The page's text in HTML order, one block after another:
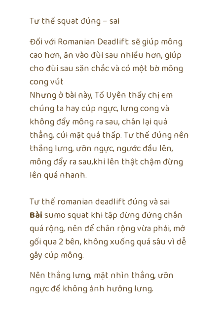
Tư thế squat đúng – sai
Đối với Romanian Deadlift: sẽ giúp mông
cao hơn, ăn vào đùi sau nhiều hơn, giúp
cho đùi sau săn chắc và có một bờ mông
cong vút
Nhưng ở bài này, Tố Uyên thấy chị em
chúng ta hay cúp ngực, lưng cong và
không đẩy mông ra sau, chân lại quá
thẳng, cúi mặt quá thấp. Tư thế đúng nên
thẳng lưng, ưỡn ngực, ngước đầu lên,
mông đẩy ra sau,khi lên thật chậm đừng
lên quá nhanh.
Tư thế romanian deadlift đúng và sai
Bàisumo squat khi tập đừng đứng chân
quá rộng, nên để chân rộng vừa phải, mở
gối qua 2 bên, không xuống quá sâu vì dễ
gây cúp mông.
Nên thẳng lưng, mặt nhìn thẳng, ưỡn
ngực để không ảnh hưởng lưng.